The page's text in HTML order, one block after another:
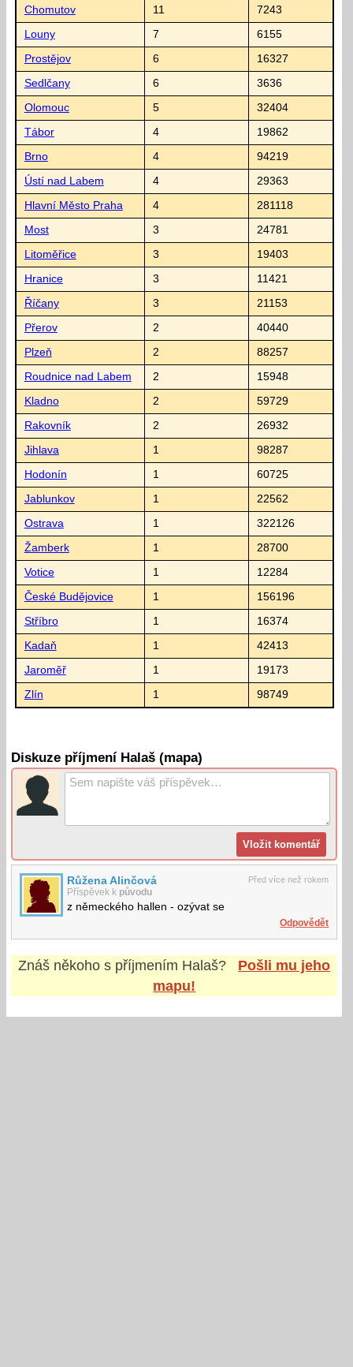
Chomutov 11 7243
Louny 7 6155
Prostějov 6 16327
Sedlčany 6 3636
Olomouc 5 32404
Tábor 4 19862
Brno 4 94219
Ústí nad Labem 4 29363
Hlavní Město Praha 4 281118
Most 3 24781
Litoměřice 3 19403
Hranice 3 11421
Říčany 3 21153
Přerov 2 40440
Plzeň 2 88257
Roudnice nad Labem 2 15948
Kladno 2 59729
Rakovník 2 26932
Jihlava 1 98287
Hodonín 1 60725
Jablunkov 1 22562
Ostrava 1 322126
Žamberk 1 28700
Votice 1 12284
České Budějovice 1 156196
Stříbro 1 16374
Kadaň 1 42413
Jaroměř 1 19173
Zlín 1 98749
Diskuze příjmení Halaš (mapa)
Před více než rokem
Růžena Alinčová
Příspěvek k původu
z německého hallen - ozývat se
Odpovědět
Znáš někoho s příjmením Halaš?
Pošli mu jeho
mapu!